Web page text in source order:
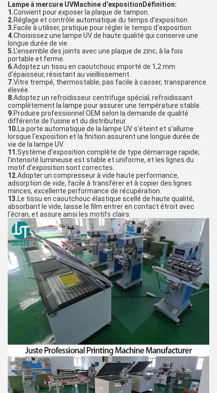
Lampe à mercure UVMachine d'exposition Définition:
1.Convient pour exposer la plaque de tampon.
2.Réglage et contrôle automatique du temps d'exposition.
3.Facile à utiliser, pratique pour régler le temps d'exposition.
4.Choisissez une lampe UV de haute qualité qui conserve une
longue durée de vie.
5.L'ensemble des joints avec une plaque de zinc, à la fois
portable et ferme.
6.Adoptez un tissu en caoutchouc importé de 1,2 mm
d'épaisseur, résistant au vieillissement.
7.Vitre trempé, thermostable, pas facile à casser, transparence
élevée.
8.Adoptez un refroidisseur centrifuge spécial, refroidissant
complètement la lampe pour assurer une température stable.
9.Produire professionnel OEM selon la demande de qualité
différente de l'usine et du distributeur.
10.La porte automatique de la lampe UV s'éteint et s'allume
lorsque l'exposition et la finition assurent une longue durée de
vie de la lampe UV.
11.Système d'exposition complète de type démarrage rapide;
l'intensité lumineuse est stable et uniforme, et les lignes du
motif d'exposition sont correctes.
12.Adopter un compresseur à vide haute performance,
adsorption de vide, facile à transférer et à copier des lignes
minces, excellente performance de récupération.
13.Le tissu en caoutchouc élastique scellé de haute qualité,
absorbant le vide, laisse le film entrer en contact étroit avec
l'écran, et assure ainsi les motifs clairs.